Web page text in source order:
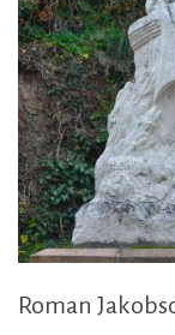
Roman